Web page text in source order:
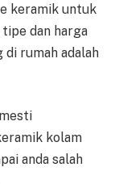
keramik untuk
dan harga
rumah adalah
kolam
anda salah